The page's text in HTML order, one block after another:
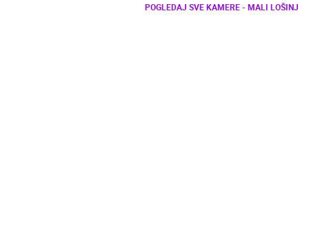
POGLEDAJ SVE KAMERE - MALI LOŠINJ